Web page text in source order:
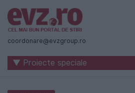
Știri
naționale
internaționale
coordonare@evzgroup.ro
▼ Proiecte speciale